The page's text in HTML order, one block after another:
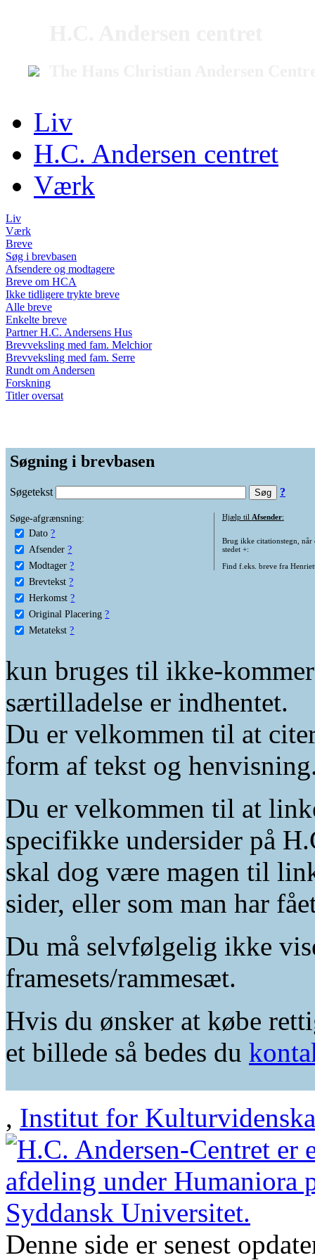
Liv
H.C. Andersen centret
Værk
Liv
Værk
Breve
Søg i brevbasen
Afsendere og modtagere
Breve om HCA
Ikke tidligere trykte breve
Alle breve
Enkelte breve
Partner H.C. Andersens Hus
Brevveksling med fam. Melchior
Brevveksling med fam. Serre
Rundt om Andersen
Forskning
Titler oversat
Søgning i brevbasen
Søgetekst ?
Søge-afgrænsning:
Dato ?
Afsender ?
Modtager ?
Brevtekst ?
Herkomst ?
Original Placering ?
Metatekst ?
Hjælp til Afsender:
Brug ikke citationstegn, når
stedet +:
Find f.eks. breve fra
kun bruges til ikke-
særtilladelse er indhentet.
Du er velkommen til at
form af tekst og
Du er velkommen til at
specifikke undersider på
skal dog være magen til
sider, eller som man har
Du må selvfølgelig ikke
framesets/rammesæt.
Hvis du ønsker at købe
et billede så bedes du
, Institut for
Denne side er senest